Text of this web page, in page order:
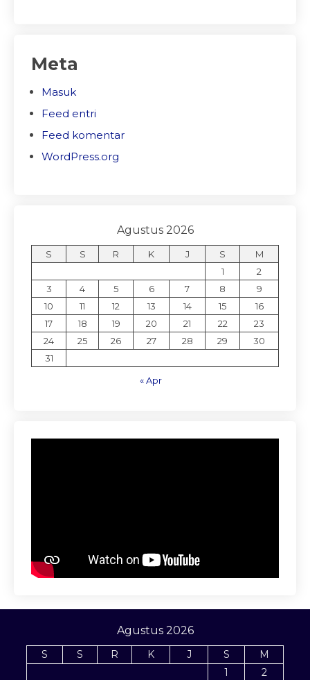
Meta
Masuk
Feed entri
Feed komentar
WordPress.org
Agustus 2026
S S R K J S
M
1
2
3
4 5 6 7 8
9
10
11 12 13 14 15
16
17
18 19 20 21 22
23
24
25 26 27 28 29
30
31
« Apr
Agustus 2026
S S R K J S
M
1
2